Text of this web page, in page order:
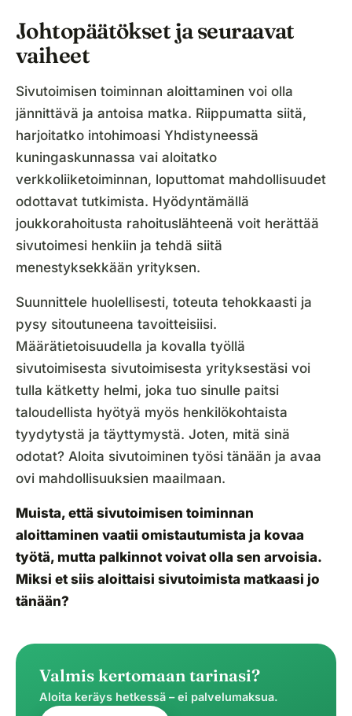
Johtopäätökset ja seuraavat
vaiheet
Sivutoimisen toiminnan aloittaminen voi olla
jännittävä ja antoisa matka. Riippumatta siitä,
harjoitatko intohimoasi Yhdistyneessä
kuningaskunnassa vai aloitatko
verkkoliiketoiminnan, loputtomat mahdollisuudet
odottavat tutkimista. Hyödyntämällä
joukkorahoitusta rahoituslähteenä voit herättää
sivutoimesi henkiin ja tehdä siitä
menestyksekkään yrityksen.
Suunnittele huolellisesti, toteuta tehokkaasti ja
pysy sitoutuneena tavoitteisiisi.
Määrätietoisuudella ja kovalla työllä
sivutoimisesta sivutoimisesta yrityksestäsi voi
tulla kätketty helmi, joka tuo sinulle paitsi
taloudellista hyötyä myös henkilökohtaista
tyydytystä ja täyttymystä. Joten, mitä sinä
odotat? Aloita sivutoiminen työsi tänään ja avaa
ovi mahdollisuuksien maailmaan.
Muista, että sivutoimisen toiminnan
aloittaminen vaatii omistautumista ja kovaa
työtä, mutta palkinnot voivat olla sen arvoisia.
Miksi et siis aloittaisi sivutoimista matkaasi jo
tänään?
Valmis kertomaan tarinasi?
Aloita keräys hetkessä – ei palvelumaksua.